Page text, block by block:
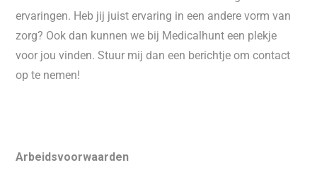
ervaringen. Heb jij juist ervaring in een andere vorm van
zorg? Ook dan kunnen we bij Medicalhunt een plekje
voor jou vinden. Stuur mij dan een berichtje om contact
op te nemen!
Arbeidsvoorwaarden